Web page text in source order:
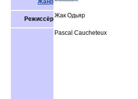
Жанр
РежиссёрЖак Одьяр
Pascal Caucheteux